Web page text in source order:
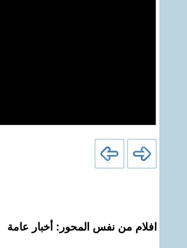
افلام من نفس المحور: أخبار عامة